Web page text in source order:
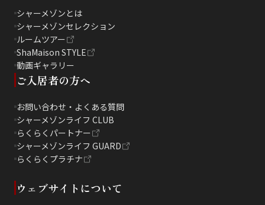
シャーメゾンとは
シャーメゾンセレクション
ルームツアー
ShaMaison STYLE
動画ギャラリー
ご入居者の方へ
お問い合わせ・よくある質問
シャーメゾンライフ CLUB
らくらくパートナー
シャーメゾンライフ GUARD
らくらくプラチナ
ウェブサイトについて